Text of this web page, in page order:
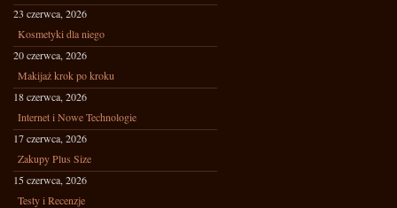
23 czerwca, 2026
Kosmetyki dla niego
20 czerwca, 2026
Makijaż krok po kroku
18 czerwca, 2026
Internet i Nowe Technologie
17 czerwca, 2026
Zakupy Plus Size
15 czerwca, 2026
Testy i Recenzje